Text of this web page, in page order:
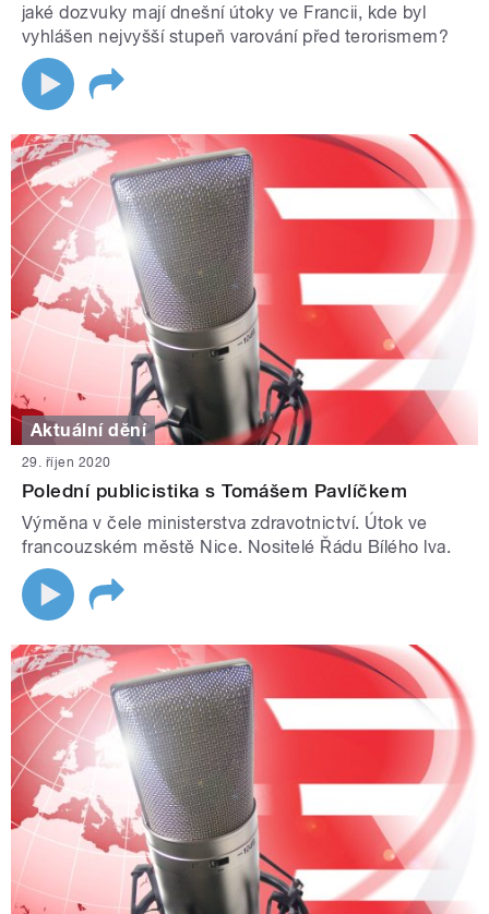
jaké dozvuky mají dnešní útoky ve Francii, kde byl
vyhlášen nejvyšší stupeň varování před terorismem?
Aktuální dění
29. říjen 2020
Polední publicistika s Tomášem Pavlíčkem
Výměna v čele ministerstva zdravotnictví. Útok ve
francouzském městě Nice. Nositelé Řádu Bílého lva.